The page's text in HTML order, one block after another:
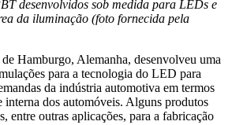
desenvolvidos sob medida para LEDs e
da iluminação (foto fornecida pela
Hamburgo, Alemanha, desenvolveu uma
para a tecnologia do LED para
da indústria automotiva em termos
interna dos automóveis. Alguns produtos
entre outras aplicações, para a fabricação